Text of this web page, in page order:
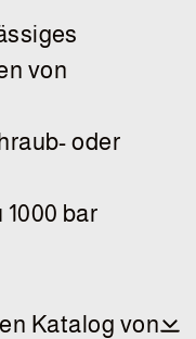
von
oder
bar
Katalog von